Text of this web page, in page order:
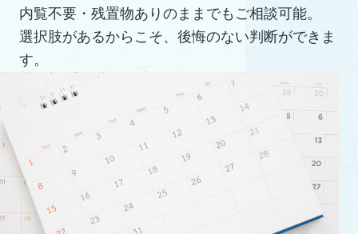
内覧不要・残置物ありのままでもご相談可能。
選択肢があるからこそ、後悔のない判断ができま
す。